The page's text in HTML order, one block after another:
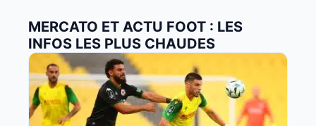
MERCATO ET ACTU FOOT : LES
INFOS LES PLUS CHAUDES